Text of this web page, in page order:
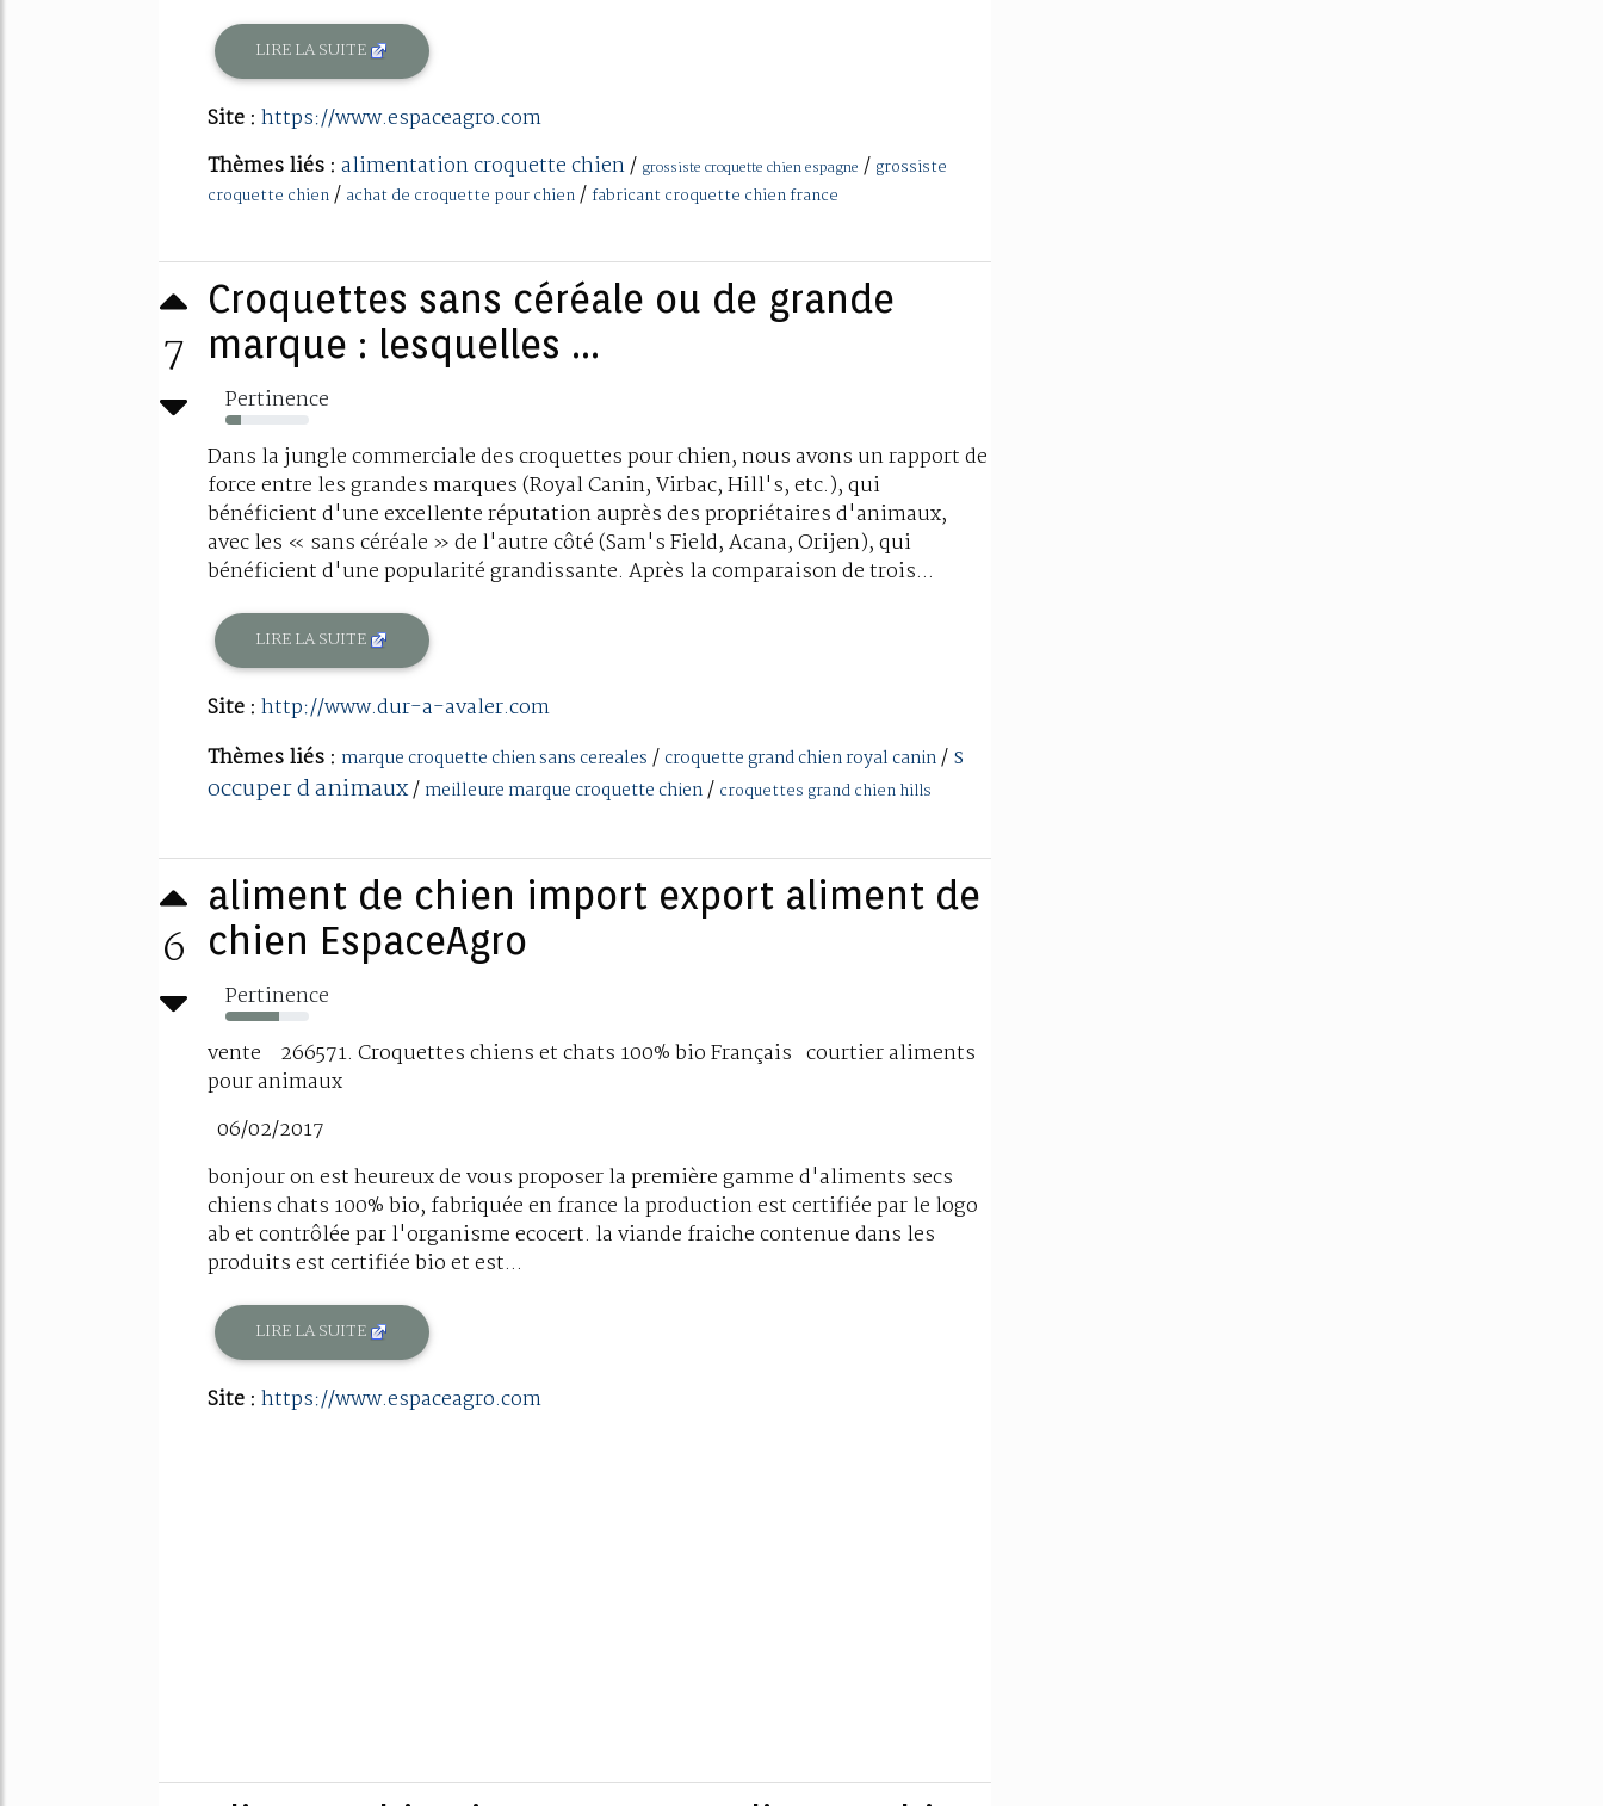
LIRE LA SUITE
Site : https://www.espaceagro.com
Thèmes liés : alimentation croquette chien/ grossiste croquette chien espagne / grossiste
croquette chien/ achat de croquette pour chien/fabricant croquette chien france
7
Croquettes sans céréale ou de grande
marque : lesquelles ...
Pertinence
18%
Dans la jungle commerciale des croquettes pour chien, nous avons un rapport de
force entre les grandes marques (Royal Canin, Virbac, Hill's, etc.), qui
bénéficient d'une excellente réputation auprès des propriétaires d'animaux,
avec les « sans céréale » de l'autre côté (Sam's Field, Acana, Orijen), qui
bénéficient d'une popularité grandissante. Après la comparaison de trois...
LIRE LA SUITE
Site : http://www.dur-a-avaler.com
Thèmes liés : marque croquette chien sans cereales / croquette grand chien royal canin/s
occuper d animaux/ meilleure marque croquette chien/ croquettes grand chien hills
6
aliment de chien import export aliment de
chien EspaceAgro
Pertinence
64%
vente 266571. Croquettes chiens et chats 100% bio Français courtier aliments
pour animaux
06/02/2017
bonjour on est heureux de vous proposer la première gamme d'aliments secs
chiens chats 100% bio, fabriquée en france la production est certifiée par le logo
ab et contrôlée par l'organisme ecocert. la viande fraiche contenue dans les
produits est certifiée bio et est...
LIRE LA SUITE
Site : https://www.espaceagro.com